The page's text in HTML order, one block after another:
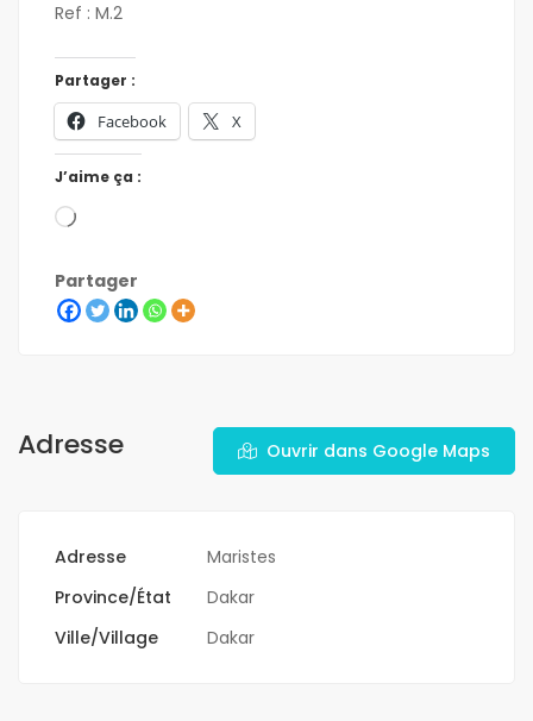
Ref : M.2
Partager :
Facebook X
J’aime ça :
Partager
Adresse Ouvrir dans Google Maps
Adresse
Maristes
Province/État
Dakar
Ville/Village
Dakar